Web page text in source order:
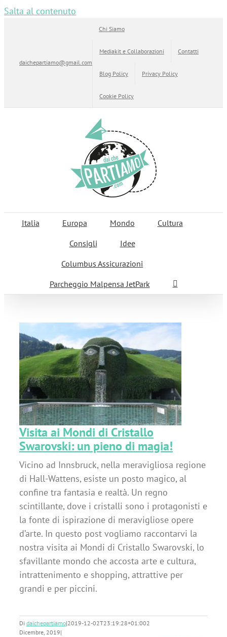
Salta al contenuto
daichepartiamo@gmail.com
Chi Siamo
Mediakit e Collaborazioni Contatti
Blog Policy Privacy Policy
Cookie Policy
Italia Europa Mondo
Cultura
Consigli
Idee
Columbus Assicurazioni
Parcheggio Malpensa JetPark
Visita ai Mondi di Cristallo
Swarovski: un pieno di magia!
Vicino ad Innsbruck, nella meravigliosa regione
di Hall-Wattens, esiste un posto magico, al
confine tra fantasia e realtà. Un regno
scintillante, dove i cristalli sono i protagonisti e
la fonte di ispirazione di meravigliose opere
d’arte. In questo post vogliamo raccontarvi la
nostra visita ai Mondi di Cristallo Swarovski, lo
sfavillante mondo che accosta arte e cultura,
intrattenimento e shopping, attrattive per
grandi e per piccini.
Di daichepartiamo|2019-12-02T23:19:28+01:002
Dicembre, 2019|